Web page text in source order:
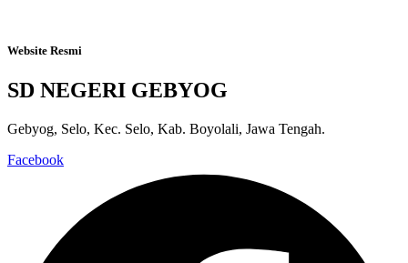
Website Resmi
SD NEGERI GEBYOG
Gebyog, Selo, Kec. Selo, Kab. Boyolali, Jawa Tengah.
Facebook